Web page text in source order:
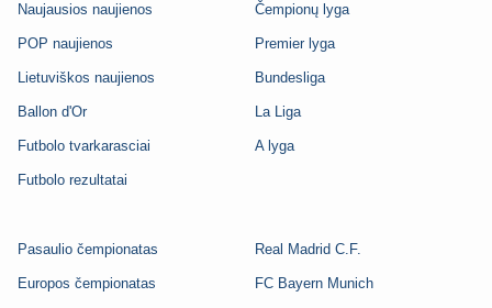
Naujausios naujienos
POP naujienos
Lietuviškos naujienos
Ballon d'Or
Futbolo tvarkarasciai
Futbolo rezultatai
Čempionų lyga
Premier lyga
Bundesliga
La Liga
A lyga
Pasaulio čempionatas
Europos čempionatas
Real Madrid C.F.
FC Bayern Munich